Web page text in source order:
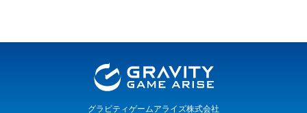
グラビティゲームアライズ株式会社